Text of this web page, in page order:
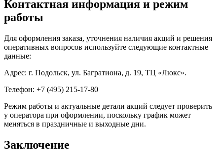
Контактная информация и режим
работы
Для оформления заказа, уточнения наличия акций и решения
оперативных вопросов используйте следующие контактные
данные:
Адрес: г. Подольск, ул. Багратиона, д. 19, ТЦ «Люкс».
Телефон: +7 (495) 215-17-80
Режим работы и актуальные детали акций следует проверить
у оператора при оформлении, поскольку график может
меняться в праздничные и выходные дни.
Заключение